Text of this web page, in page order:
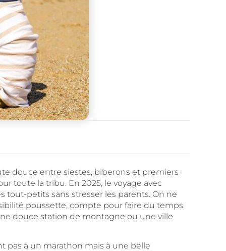
douce entre siestes, biberons et premiers
toute la tribu. En 2025, le voyage avec
tout-petits sans stresser les parents. On ne
poussette, compte pour faire du temps
douce station de montagne ou une ville
pas à un marathon mais à une belle